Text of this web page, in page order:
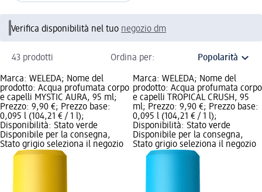
Verifica disponibilità nel tuo negozio dm
43 prodotti Ordina per:
Marca: WELEDA; Nome del
prodotto: Acqua profumata corpo
e capelli MYSTIC AURA, 95 ml;
Prezzo: 9,90 €; Prezzo base:
0,095 l (104,21 € / 1 l);
Disponibilità: Stato verde
Disponibile per la consegna,
Stato grigio seleziona il negozio
Marca: WELEDA; Nome del
prodotto: Acqua profumata corpo
e capelli TROPICAL CRUSH, 95
ml; Prezzo: 9,90 €; Prezzo base:
0,095 l (104,21 € / 1 l);
Disponibilità: Stato verde
Disponibile per la consegna,
Stato grigio seleziona il negozio